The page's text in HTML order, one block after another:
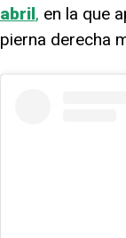
abril, en la que
pierna derecha